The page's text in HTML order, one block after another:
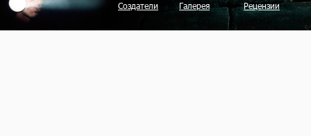
Создатели
Галерея
Рецензии